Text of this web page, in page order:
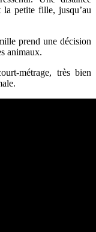
la petite fille, jusqu’au
prend une décision
animaux.
métrage, très bien